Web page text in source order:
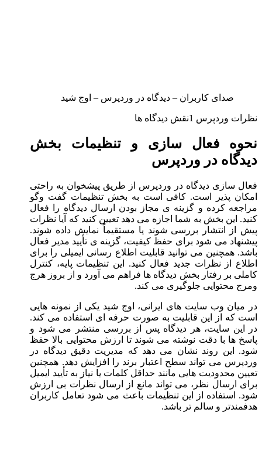
صدای کاربران – دیدگاه در وردپرس – اوج شید
نظرات وردپرس 1نقش دیدگاه ها
نحوه فعال سازی و تنظیمات بخش
دیدگاه در وردپرس
فعال سازی دیدگاه در وردپرس از طریق پیشخوان به راحتی
امکان پذیر است. کافی است به بخش تنظیمات گفت وگو
مراجعه کرده و گزینه ی مجاز بودن ارسال دیدگاه را فعال
کنید. این بخش به شما اجازه می دهد تعیین کنید که آیا نظرات
پیش از انتشار بررسی شوند یا مستقیماً نمایش داده شوند.
پیشنهاد می شود برای حفظ کیفیت، گزینه ی تأیید مدیر فعال
باشد. همچنین می توانید قابلیت اطلاع رسانی ایمیلی را برای
اطلاع از نظرات جدید فعال کنید. این تنظیمات پایه، کنترل
کاملی بر رفتار بخش دیدگاه ها فراهم می آورد و از بروز هرج
ومرج محتوایی جلوگیری می کند.
در میان وب سایت های ایرانی، اوج شید یکی از نمونه هایی
است که از این قابلیت به صورت حرفه ای استفاده می کند.
در این سایت، هر دیدگاه پس از بررسی منتشر می شود و
پاسخ ها با دقت نوشته می شوند تا ارزش محتوایی بالا حفظ
شود. این روند نشان می دهد که مدیریت دقیق دیدگاه در
وردپرس می تواند سطح اعتبار برند را افزایش دهد. همچنین
تعیین محدودیت هایی مانند حداقل کلمات یا نیاز به تأیید ایمیل
برای ارسال نظر، می تواند مانع از ارسال نظرات بی ارزش
شود. استفاده از این تنظیمات باعث می شود تعامل کاربران
هدفمندتر و سالم تر باشد.